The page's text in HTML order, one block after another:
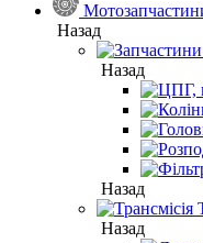
Назад
Назад
Назад
Назад